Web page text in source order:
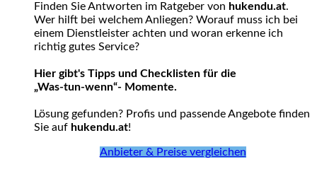
Finden Sie Antworten im Ratgeber von hukendu.at.
Wer hilft bei welchem Anliegen? Worauf muss ich bei
einem Dienstleister achten und woran erkenne ich
richtig gutes Service?
Hier gibt's Tipps und Checklisten für die
„Was-tun-wenn“- Momente.
Lösung gefunden? Profis und passende Angebote finden
Sie auf hukendu.at!
Anbieter & Preise vergleichen